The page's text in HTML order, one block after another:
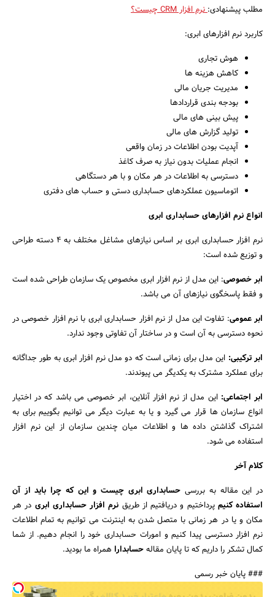
مطلب پیشنهادی:نرم افزار CRM چیست؟
کاربرد نرم افزارهای ابری:
هوش تجاری
کاهش هزینه ها
مدیریت جریان مالى
بودجه بندی قراردادها
پیش بینی هاى مالی
تولید گزارش های مالی
آپدیت بودن اطلاعات در زمان واقعی
انجام عملیات بدون نیاز به صرف کاغذ
دسترسی به اطلاعات در هر مکان و با هر دستگاهی
اتوماسیون عملکردهای حسابداری دستی و حساب هاى دفترى
انواع نرم افزارهای حسابداری ابری
نرم افزار حسابداری ابری بر اساس نیازهای مشاغل مختلف به 4 دسته طراحی
و توزیع شده است:
ابر خصوصی: این مدل از نرم افزار ابری مخصوص یک سازمان طراحی شده است
و فقط پاسخگوی نیازهای آن می باشد.
ابر عمومی: تفاوت این مدل از نرم افزار حسابداری ابری با نرم افزار خصوصی در
نحوه دسترسی به آن است و در ساختار آن تفاوتی وجود ندارد.
ابر ترکیبی: این مدل برای زمانی است که دو مدل نرم افزار ابری به طور جداگانه
برای عملکرد مشترک به یکدیگر می پیوندند.
ابر اجتماعی: این مدل از نرم افزار آنلاین، ابر خصوصی می باشد که در اختیار
انواع سازمان ها قرار می گیرد و یا به عبارت دیگر می توانیم بگوییم برای به
اشتراک گذاشتن داده ها و اطلاعات میان چندین سازمان از این نرم افزار
استفاده می شود.
کلام آخر
در این مقاله به بررسی حسابداری ابری چیست و این که چرا باید از آن
استفاده کنیم پرداختیم و دریافتیم از طریق نرم افزار حسابداری ابری در هر
مکان و یا در هر زمانی با متصل شدن به اینترنت می توانیم به تمام اطلاعات
نرم افزار دسترسی پیدا کنیم و امورات حسابداری خود را انجام دهیم. از شما
کمال تشکر را داریم که تا پایان مقالهحسابدارا همراه ما بودید.
### پایان خبر رسمی